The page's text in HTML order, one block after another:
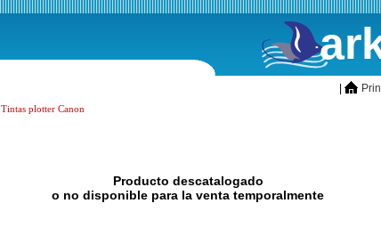
inicio
Tintas plotter Canon
Producto descatalogado
o no disponible para la venta temporalmente